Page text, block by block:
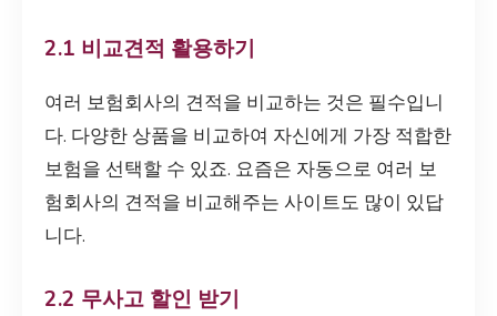
2.1 비교견적 활용하기
여러 보험회사의 견적을 비교하는 것은 필수입니
다. 다양한 상품을 비교하여 자신에게 가장 적합한
보험을 선택할 수 있죠. 요즘은 자동으로 여러 보
험회사의 견적을 비교해주는 사이트도 많이 있답
니다.
2.2 무사고 할인 받기